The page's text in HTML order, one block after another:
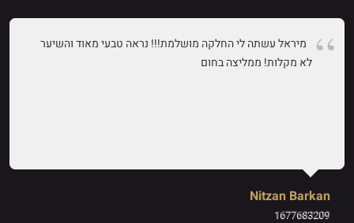
מיראל עשתה לי החלקה מושלמת!!! נראה טבעי מאוד והשיער
לא מקלות! ממליצה בחום
Nitzan Barkan
1677683209